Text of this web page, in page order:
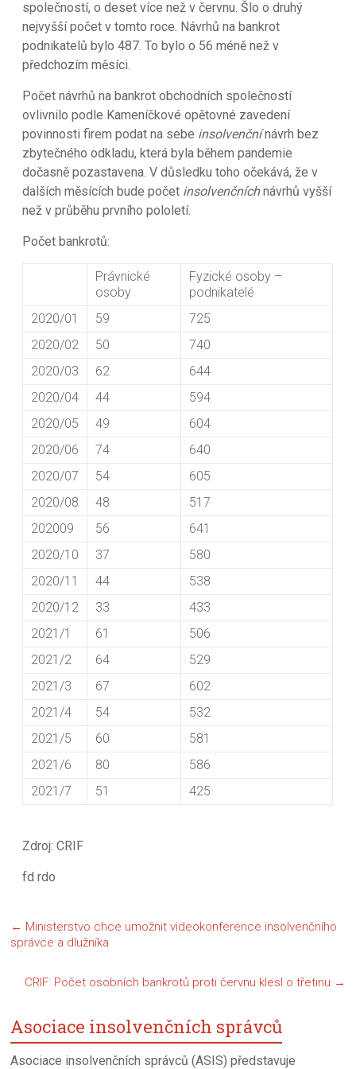
společností, o deset více než v červnu. Šlo o druhý
nejvyšší počet v tomto roce. Návrhů na bankrot
podnikatelů bylo 487. To bylo o 56 méně než v
předchozím měsíci.
Počet návrhů na bankrot obchodních společností
ovlivnilo podle Kameníčkové opětovné zavedení
povinnosti firem podat na sebe insolvenčnínávrh bez
zbytečného odkladu, která byla během pandemie
dočasně pozastavena. V důsledku toho očekává, že v
dalších měsících bude počet insolvenčníchnávrhů vyšší
než v průběhu prvního pololetí.
Počet bankrotů:
Právnické
osoby
Fyzické osoby –
podnikatelé
2020/01
59
725
2020/02
50
740
2020/03
62
644
2020/04
44
594
2020/05
49
604
2020/06
74
640
2020/07
54
605
2020/08
48
517
202009
56
641
2020/10
37
580
2020/11
44
538
2020/12
33
433
2021/1
61
506
2021/2
64
529
2021/3
67
602
2021/4
54
532
2021/5
60
581
2021/6
80
586
2021/7
51 425
Zdroj: CRIF
fd rdo
← Ministerstvo chce umožnit videokonference insolvenčního
správce a dlužníka
CRIF: Počet osobních bankrotů proti červnu klesl o třetinu →
Asociace insolvenčních správců
Asociace insolvenčních správců (ASIS) představuje